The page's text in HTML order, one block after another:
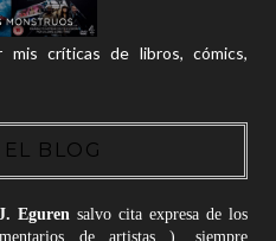
mis críticas de libros, cómics,
BLOG
Egurensalvo cita expresa de los
de artistas...), siempre